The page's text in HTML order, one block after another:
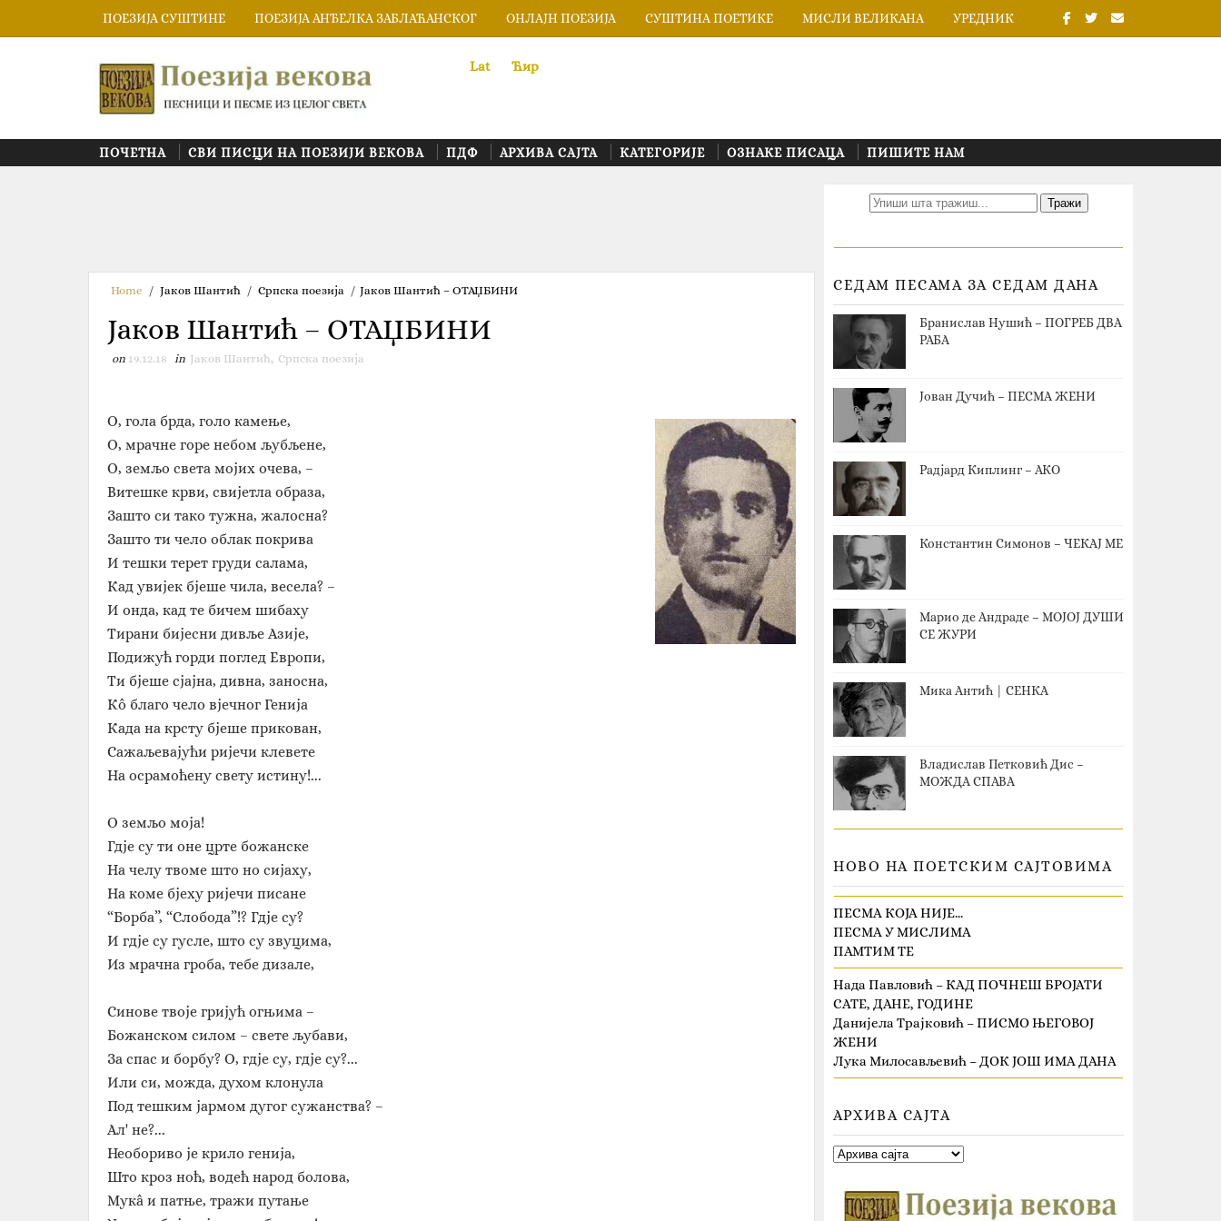
ПОЕЗИЈА СУШТИНЕ ПОЕЗИЈА АНЂЕЛКА ЗАБЛАЋАНСКОГ ОНЛАЈН ПОЕЗИЈА СУШТИНА ПОЕТИКЕ МИСЛИ ВЕЛИКАНА УРЕДНИК
Lat Ћир
ПОЧЕТНА СВИ ПИСЦИ НА ПОЕЗИЈИ ВЕКОВА ПДФ АРХИВА САЈТА КАТЕГОРИЈЕ ОЗНАКЕ ПИСАЦА ПИШИТЕ НАМ
Home / Јаков Шантић / Српска поезија / Јаков Шантић – ОТАЏБИНИ
Јаков Шантић – ОТАЏБИНИ
on 19.12.18 in Јаков Шантић, Српска поезија
О, гола брда, голо камење,
О, мрачне горе небом љубљене,
О, земљо света мојих очева, –
Витешке крви, свијетла образа,
Зашто си тако тужна, жалосна?
Зашто ти чело облак покрива
И тешки терет груди салама,
Кад увијек бјеше чила, весела? –
И онда, кад те бичем шибаху
Тирани бијесни дивље Азије,
Подижућ горди поглед Европи,
Ти бјеше сјајна, дивна, заносна,
Кô благо чело вјечног Генија
Када на крсту бјеше прикован,
Сажаљевајући ријечи клевете
На осрамоћену свету истину!...
О земљо моја!
Гдје су ти оне црте божанске
На челу твоме што но сијаху,
На коме бјеху ријечи писане
“Борба”, “Слобода”!? Гдје су?
И гдје су гусле, што су звуцима,
Из мрачна гроба, тебе дизале,
Синове твоје гријућ огњима –
Божанском силом – свете љубави,
За спас и борбу? О, гдје су, гдје су?...
Или си, можда, духом клонула
Под тешким јармом дугог сужанства? –
Ал' не?...
Необориво је крило генија,
Што кроз ноћ, водећ народ болова,
Мукâ и патње, тражи путање
СЕДАМ ПЕСАМА ЗА СЕДАМ ДАНА
Бранислав Нушић – ПОГРЕБ ДВА
РАБА
Јован Дучић – ПЕСМА ЖЕНИ
Радјард Киплинг – АКО
Константин Симонов – ЧЕКАЈ МЕ
Марио де Андраде – МОЈОЈ ДУШИ
СЕ ЖУРИ
Мика Антић | СЕНКА
Владислав Петковић Дис –
МОЖДА СПАВА
НОВО НА ПОЕТСКИМ САЈТОВИМА
ПЕСМА КОЈА НИЈЕ…
ПЕСМА У МИСЛИМА
ПАМТИМ ТЕ
Нада Павловић – КАД ПОЧНЕШ БРОЈАТИ
САТЕ, ДАНЕ, ГОДИНЕ
Данијела Трајковић – ПИСМО ЊЕГОВОЈ
ЖЕНИ
Лука Милосављевић – ДОК ЈОШ ИМА ДАНА
АРХИВА САЈТА